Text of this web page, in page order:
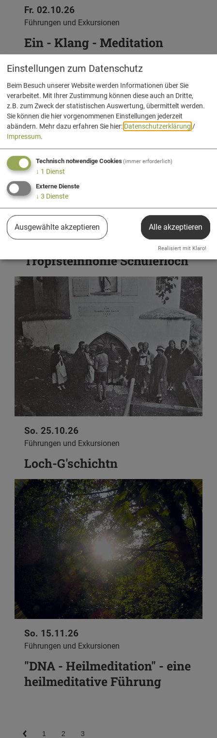
Fr. 02.10.26
Führungen und Exkursionen
Ein - Klang - Meditation
Sa. 03. - So. 04.10.26
Konzert
Finsterniskonzert in der
Tropfsteinhöhle Schulerloch
So. 25.10.26
Führungen und Exkursionen
Loch-G'schichtn
So. 15.11.26
Führungen und Exkursionen
"DNA - Heilmeditation" - eine
heilmeditative Führung
1 2 3
Einstellungen zum Datenschutz
Beim Besuch unserer Website werden Informationen über Sie
verarbeitet. Mit Ihrer Zustimmung können diese auch an Dritte,
z.B. zum Zweck der statistischen Auswertung, übermittelt werden.
Sie können die hier vorgenommenen Einstellungen jederzeit
abändern. Mehr dazu erfahren Sie hier:Datenschutzerklärung /
Impressum.
Technisch notwendige Cookies(immer erforderlich)
↓ 1 Dienst
Externe Dienste
↓ 3 Dienste
Ausgewählte akzeptieren Alle akzeptieren
Realisiert mit Klaro!